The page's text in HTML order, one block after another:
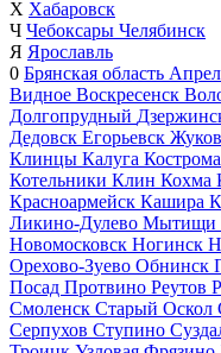
Х Хабаровск
Ч Чебоксары Челябинск
Я Ярославль
0 Брянская область
Видное Воскресенск
Долгопрудный
Дедовск Егорьевск
Клинцы Калуга Кострома
Котельники Клин Кохма
Красноармейск Кашира
Ликино-Дулево Мытищи
Новомосковск Ногинск
Орехово-Зуево Обнинск
Посад Протвино Реутов
Смоленск Старый Оскол
Серпухов Ступино